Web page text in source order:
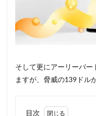
そして更にアーリーバー
ますが、脅威の139ドル
目次